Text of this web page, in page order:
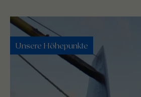
Unsere Höhepunkte